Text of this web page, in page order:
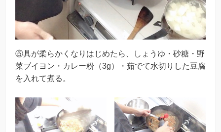
⑤具が柔らかくなりはじめたら、しょうゆ・砂糖・野
菜ブイヨン・カレー粉（3g）・茹でて水切りした豆腐
を入れて煮る。